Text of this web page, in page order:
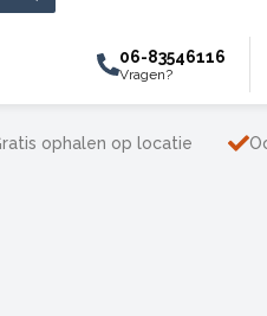
06-83546116
Vragen?
ophalen op locatie